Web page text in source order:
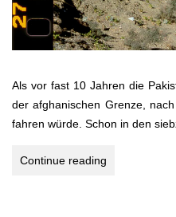
Als vor fast 10 Jahren die
der afghanischen Grenze,
fahren würde. Schon in den
Continue reading